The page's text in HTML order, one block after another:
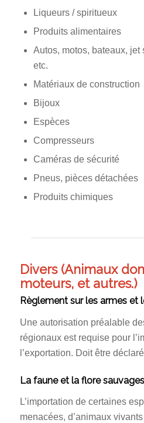
Liqueurs / spiritueux
Produits alimentaires
Autos, motos, bateaux, jet
etc.
Matériaux de construction
Bijoux
Espèces
Compresseurs
Caméras de sécurité
Pneus, pièces détachées
Produits chimiques
Divers (Animaux
moteurs, et autres.)
Règlement sur les armes et
Une autorisation préalable
régionaux est requise pour
l’exportation. Doit être
La faune et la flore
L’importation de certaines
menacées, d’animaux